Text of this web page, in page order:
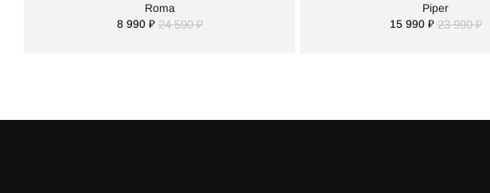
Roma
8 990 ₽ 24 590 ₽
Piper
15 990 ₽ 23 990 ₽